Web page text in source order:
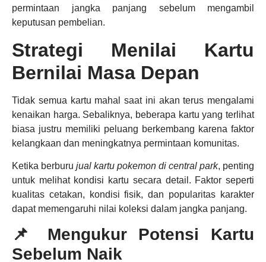
permintaan jangka panjang sebelum mengambil
keputusan pembelian.
Strategi Menilai Kartu
Bernilai Masa Depan
Tidak semua kartu mahal saat ini akan terus mengalami
kenaikan harga. Sebaliknya, beberapa kartu yang terlihat
biasa justru memiliki peluang berkembang karena faktor
kelangkaan dan meningkatnya permintaan komunitas.
Ketika berburu jual kartu pokemon di central park, penting
untuk melihat kondisi kartu secara detail. Faktor seperti
kualitas cetakan, kondisi fisik, dan popularitas karakter
dapat memengaruhi nilai koleksi dalam jangka panjang.
📌 Mengukur Potensi Kartu
Sebelum Naik